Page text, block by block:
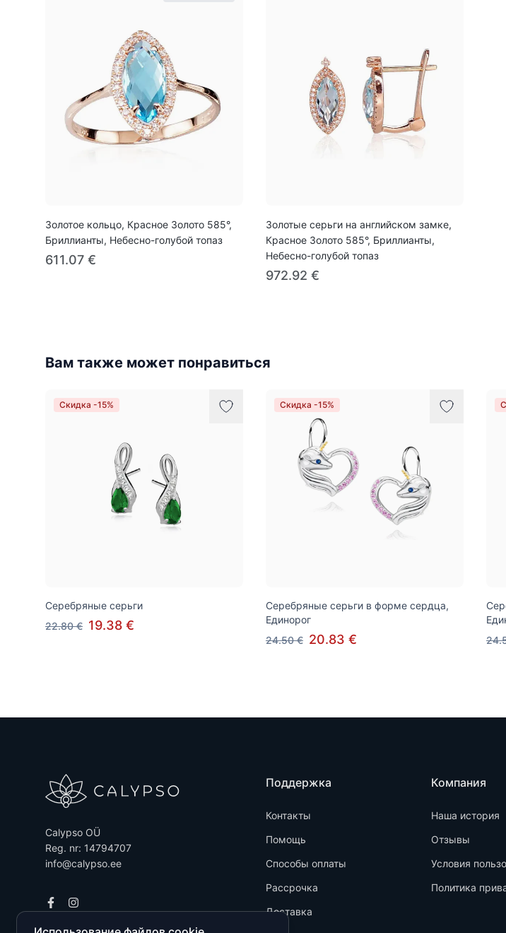
Золотое кольцо, Красное Золото 585°,
Бриллианты, Небесно-голубой топаз
611.07 €
Золотые серьги на английском замке,
Красное Золото 585°, Бриллианты,
Небесно-голубой топаз
972.92 €
Вам также может понравиться
Скидка -15%
Серебряные серьги
22.80 € 19.38 €
Скидка -15%
Серебряные серьги в форме сердца,
Единорог
24.50 € 20.83 €
Calypso OÜ
Reg. nr: 14794707
info@calypso.ee
Поддержка
Контакты
Помощь
Способы оплаты
Рассрочка
Доставка
Компания
Наша история
Отзывы
Условия
Политика